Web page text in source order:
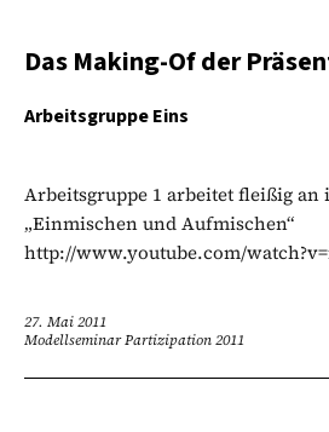
Das Making-Of der
Arbeitsgruppe Eins
Arbeitsgruppe 1 arbeitet fleißig an
„Einmischen und Aufmischen“
http://www.youtube.com/
27. Mai 2011
Modellseminar Partizipation 2011